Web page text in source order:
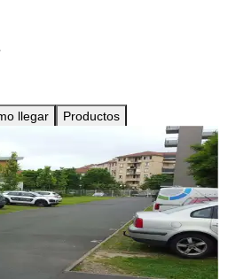
llegar Productos